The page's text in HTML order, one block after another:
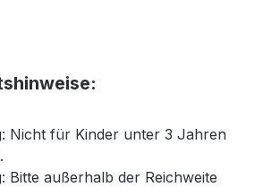
Nicht für Kinder unter 3 Jahren
Bitte außerhalb der Reichweite